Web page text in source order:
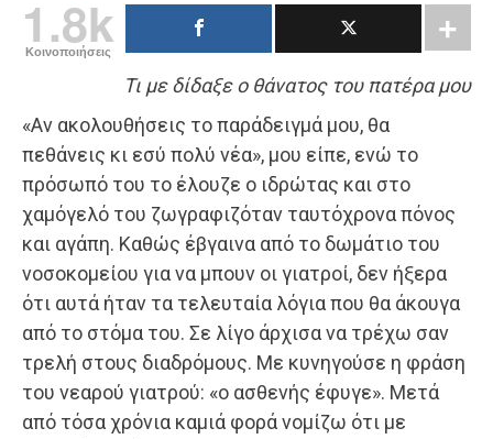
1.8k
Κοινοποιήσεις
Τι με δίδαξε ο θάνατος του πατέρα μου
«Αν ακολουθήσεις το παράδειγμά μου, θα
πεθάνεις κι εσύ πολύ νέα», μου είπε, ενώ το
πρόσωπό του το έλουζε ο ιδρώτας και στο
χαμόγελό του ζωγραφιζόταν ταυτόχρονα πόνος
και αγάπη. Καθώς έβγαινα από το δωμάτιο του
νοσοκομείου για να μπουν οι γιατροί, δεν ήξερα
ότι αυτά ήταν τα τελευταία λόγια που θα άκουγα
από το στόμα του. Σε λίγο άρχισα να τρέχω σαν
τρελή στους διαδρόμους. Με κυνηγούσε η φράση
του νεαρού γιατρού: «ο ασθενής έφυγε». Μετά
από τόσα χρόνια καμιά φορά νομίζω ότι με